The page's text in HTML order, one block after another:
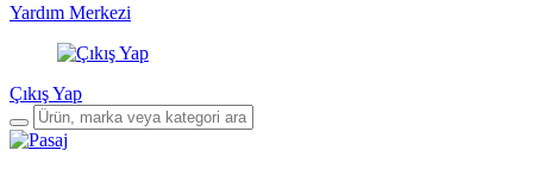
Yardım Merkezi
Çıkış Yap